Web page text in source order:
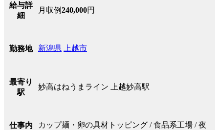
給与詳
細
月収例240,000円
勤務地 新潟県 上越市
最寄り
駅
妙高はねうまライン 上越妙高駅
仕事内
カップ麺・卵の具材トッピング / 食品系工場 / 夜